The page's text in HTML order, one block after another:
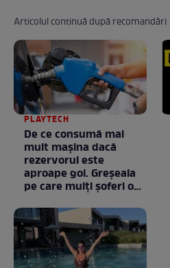
Articolul continuă după recomandări
PLAYTECH
De ce consumă mai
mult mașina dacă
rezervorul este
aproape gol. Greșeala
pe care mulți șoferi o